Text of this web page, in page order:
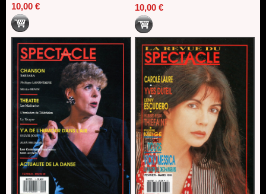
10,00 €
10,00 €